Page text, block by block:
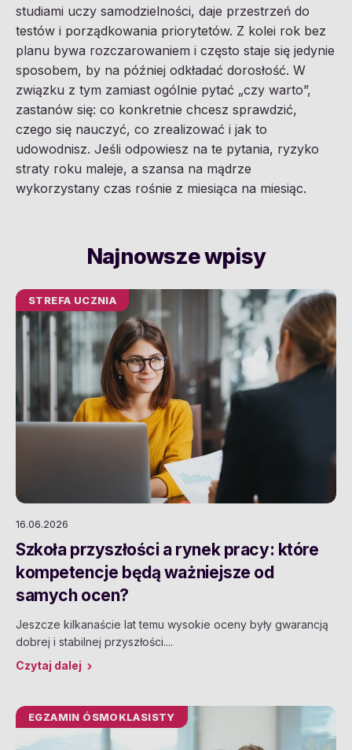
studiami uczy samodzielności, daje przestrzeń do
testów i porządkowania priorytetów. Z kolei rok bez
planu bywa rozczarowaniem i często staje się jedynie
sposobem, by na później odkładać dorosłość. W
związku z tym zamiast ogólnie pytać „czy warto”,
zastanów się: co konkretnie chcesz sprawdzić,
czego się nauczyć, co zrealizować i jak to
udowodnisz. Jeśli odpowiesz na te pytania, ryzyko
straty roku maleje, a szansa na mądrze
wykorzystany czas rośnie z miesiąca na miesiąc.
Najnowsze wpisy
STREFA UCZNIA
16.06.2026
Szkoła przyszłości a rynek pracy: które
kompetencje będą ważniejsze od
samych ocen?
Jeszcze kilkanaście lat temu wysokie oceny były gwarancją
dobrej i stabilnej przyszłości....
Czytaj dalej
EGZAMIN ÓSMOKLASISTY